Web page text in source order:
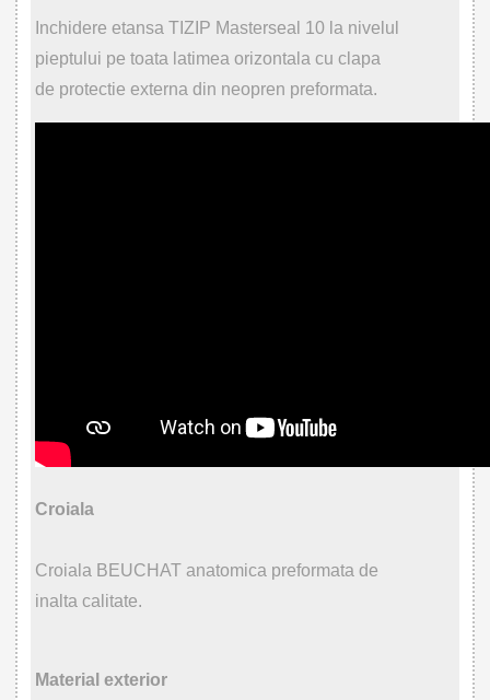
Inchidere etansa TIZIP Masterseal 10 la nivelul
pieptului pe toata latimea orizontala cu clapa
de protectie externa din neopren preformata.
Croiala
Croiala BEUCHAT anatomica preformata de
inalta calitate.
Material exterior